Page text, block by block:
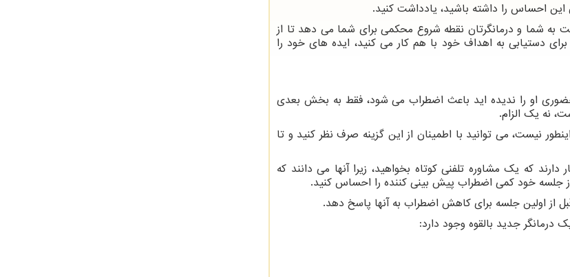
احساس را داشته باشید، یادداشت کنید.
شما و درمانگرتان نقطه شروع محکمی برای شما می دهد تا از
دستیابی به اهداف خود با هم کار می کنید، ایده های خود را
او را ندیده اید باعث اضطراب می شود، فقط به بخش بعدی
نه یک الزام.
نیست، می توانید با اطمینان از این گزینه صرف نظر کنید و تا
که یک مشاوره تلفنی کوتاه بخواهید، زیرا آنها می دانند که
خود کمی اضطراب پیش بینی کننده را احساس کنید.
از اولین جلسه برای کاهش اضطراب به آنها پاسخ دهد.
درمانگر جدید بالقوه وجود دارد: